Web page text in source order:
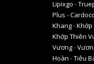
Lipixgo -
Plus -
Khang-Khớp
Khớp Thiên
Vương-
Hoàn -Tiêu